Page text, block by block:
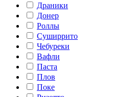
Драники
Донер
Роллы
Суширрито
Чебуреки
Вафли
Паста
Плов
Поке